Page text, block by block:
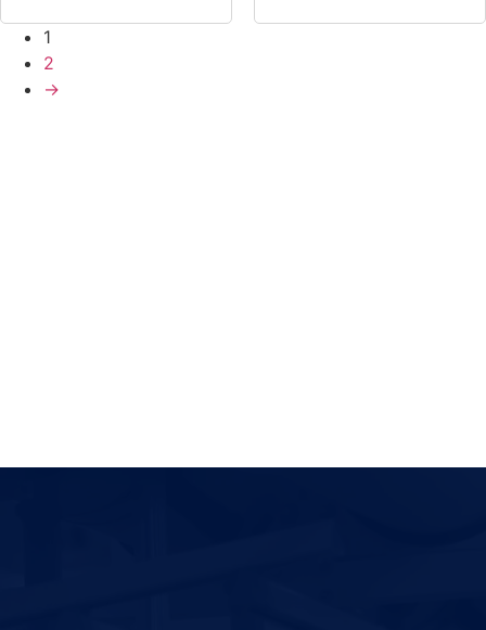
1
2
→